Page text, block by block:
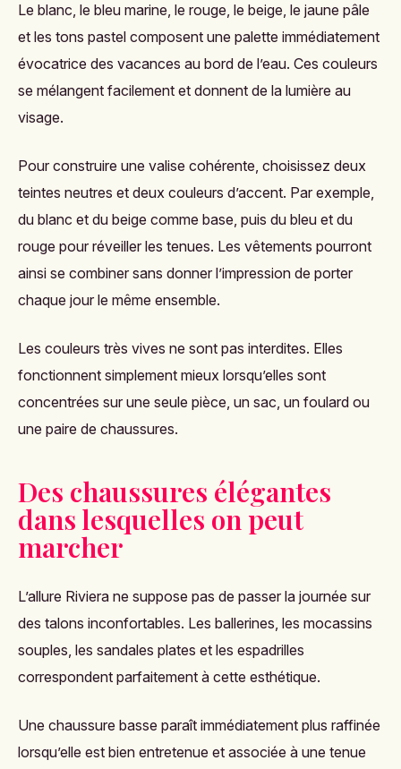
Le blanc, le bleu marine, le rouge, le beige, le jaune pâle
et les tons pastel composent une palette immédiatement
évocatrice des vacances au bord de l’eau. Ces couleurs
se mélangent facilement et donnent de la lumière au
visage.
Pour construire une valise cohérente, choisissez deux
teintes neutres et deux couleurs d’accent. Par exemple,
du blanc et du beige comme base, puis du bleu et du
rouge pour réveiller les tenues. Les vêtements pourront
ainsi se combiner sans donner l’impression de porter
chaque jour le même ensemble.
Les couleurs très vives ne sont pas interdites. Elles
fonctionnent simplement mieux lorsqu’elles sont
concentrées sur une seule pièce, un sac, un foulard ou
une paire de chaussures.
Des chaussures élégantes
dans lesquelles on peut
marcher
L’allure Riviera ne suppose pas de passer la journée sur
des talons inconfortables. Les ballerines, les mocassins
souples, les sandales plates et les espadrilles
correspondent parfaitement à cette esthétique.
Une chaussure basse paraît immédiatement plus raffinée
lorsqu’elle est bien entretenue et associée à une tenue